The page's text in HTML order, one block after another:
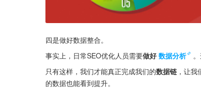
四是做好数据整合。
事实上，日常SEO优化人员需要做好 数据分析
只有这样，我们才能真正完成我们的数据链 ，让
的数据也能看到提升。